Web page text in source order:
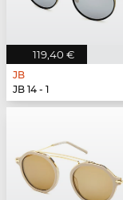
119,40 €
JB
JB 14 - 1